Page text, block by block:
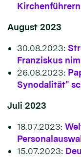
August 2023
30.08.2023:
Franziskus
26.08.2023:
Synodalität"
Juli 2023
18.07.2023:
15.07.2023: